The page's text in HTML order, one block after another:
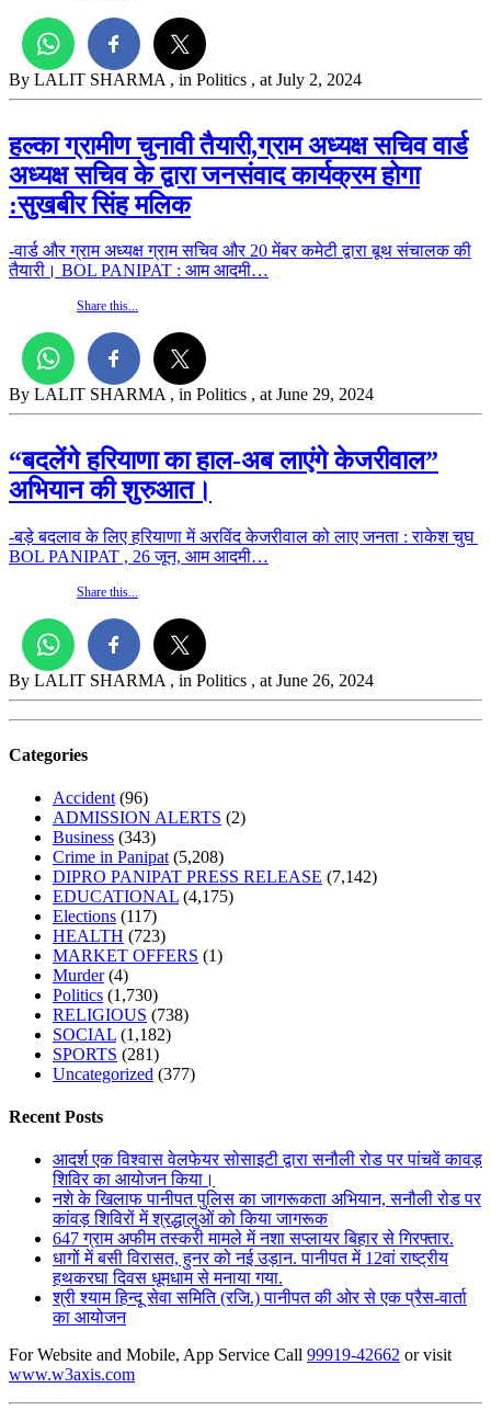
By LALIT SHARMA , in Politics , at July 2, 2024
हल्का ग्रामीण चुनावी तैयारी,ग्राम अध्यक्ष सचिव वार्ड
अध्यक्ष सचिव के द्वारा जनसंवाद कार्यक्रम होगा
:सुखबीर सिंह मलिक
-वार्ड और ग्राम अध्यक्ष ग्राम सचिव और 20 मेंबर कमेटी द्वारा बूथ संचालक की
तैयारी। BOL PANIPAT : आम आदमी…
Share this...
By LALIT SHARMA , in Politics , at June 29, 2024
“बदलेंगे हरियाणा का हाल-अब लाएंगे केजरीवाल”
अभियान की शुरुआत।
-बड़े बदलाव के लिए हरियाणा में अरविंद केजरीवाल को लाए जनता : राकेश चुघ
BOL PANIPAT , 26 जून, आम आदमी…
Share this...
By LALIT SHARMA , in Politics , at June 26, 2024
Categories
Accident (96)
ADMISSION ALERTS (2)
Business (343)
Crime in Panipat (5,208)
DIPRO PANIPAT PRESS RELEASE (7,142)
EDUCATIONAL (4,175)
Elections (117)
HEALTH (723)
MARKET OFFERS (1)
Murder(4)
Politics (1,730)
RELIGIOUS (738)
SOCIAL (1,182)
SPORTS (281)
Uncategorized (377)
Recent Posts
आदर्श एक विश्वास वेलफेयर सोसाइटी द्वारा सनौली रोड पर पांचवें कावड़
शिविर का आयोजन किया।
नशे के खिलाफ पानीपत पुलिस का जागरूकता अभियान, सनौली रोड पर
कांवड़ शिविरों में श्रद्धालुओं को किया जागरूक
647 ग्राम अफीम तस्करी मामले में नशा सप्लायर बिहार से गिरफ्तार.
धागों में बसी विरासत, हुनर को नई उड़ान. पानीपत में 12वां राष्ट्रीय
हथकरघा दिवस धूमधाम से मनाया गया.
श्री श्याम हिन्दू सेवा समिति (रजि.) पानीपत की ओर से एक प्रैस-वार्ता
का आयोजन
For Website and Mobile, App Service Call 99919-42662 or visit
www.w3axis.com